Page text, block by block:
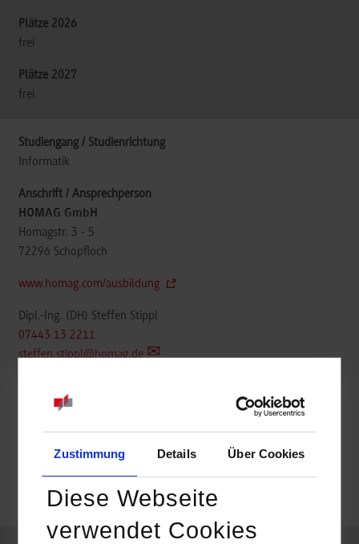
Zustimmung Details Über Cookies
Diese Webseite
verwendet Cookies
frei
frei
Informatik
HOMAG GmbH
Homagstr. 3 - 5
72296 Schopfloch
www.homag.com/ausbildung
Dipl.-Ing. (DH) Steffen Stippl
07443 13 2211
steffen.stippl@homag.de